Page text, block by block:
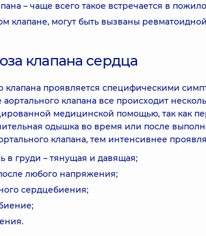
– чаще всего такое встречается в
клапане, могут быть вызваны
клапана сердца
клапана проявляется специфическими
клапана все происходит
медицинской помощью, так как
одышка во время или после
клапана, тем интенсивнее
в груди – тянущая и давящая;
любого напряжения;
сердцебиения;